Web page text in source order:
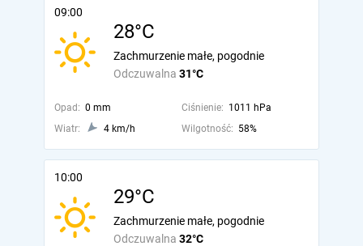
09:00
28°C
Odczuwalna 31°C
Zachmurzenie małe, pogodnie
Opad: 0 mm Ciśnienie: 1011 hPa
Wiatr:
4 km/h Wilgotność: 58%
10:00
29°C
Odczuwalna 32°C
Zachmurzenie małe, pogodnie